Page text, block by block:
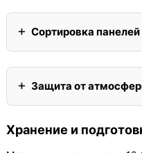
Сортировка
Защита от
Хранение и